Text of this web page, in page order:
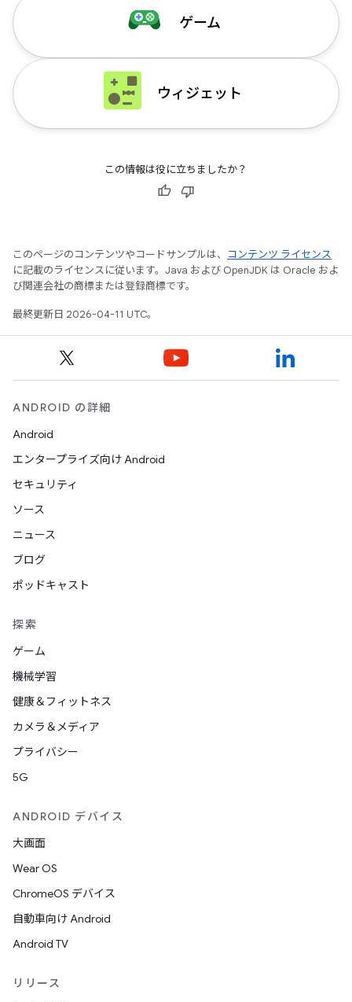
ゲーム
ウィジェット
この情報は役に立ちましたか？
このページのコンテンツやコードサンプルは、
コンテンツ ライセンス
に記載のライセンスに従います。Java および OpenJDK は Oracle およ
び関連会社の商標または登録商標です。
最終更新日 2026-04-11 UTC。
ANDROID の詳細
Android
エンタープライズ向け Android
セキュリティ
ソース
ニュース
ブログ
ポッドキャスト
探索
ゲーム
機械学習
健康＆フィットネス
カメラ＆メディア
プライバシー
5G
ANDROID デバイス
大画面
Wear OS
ChromeOS デバイス
自動車向け Android
Android TV
リリース